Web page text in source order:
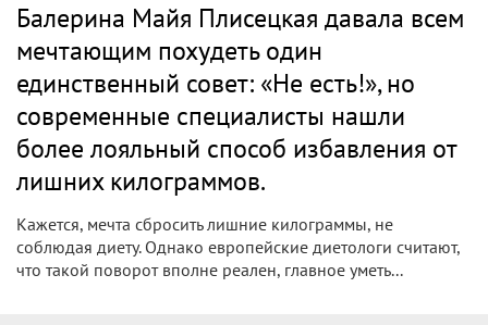
Балерина Майя Плисецкая давала всем
мечтающим похудеть один
единственный совет: «Не есть!», но
современные специалисты нашли
более лояльный способ избавления от
лишних килограммов.
Кажется, мечта сбросить лишние килограммы, не
соблюдая диету. Однако европейские диетологи считают,
что такой поворот вполне реален, главное уметь...